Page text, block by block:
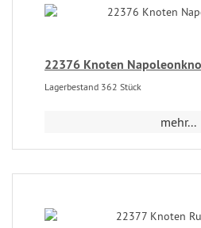
22376 Knoten
Lagerbestand 362 Stück
mehr...